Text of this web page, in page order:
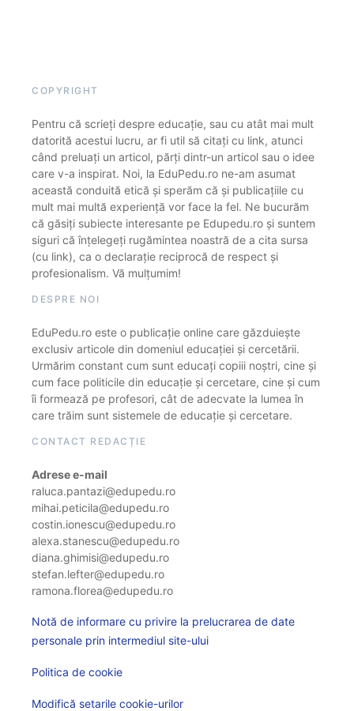
COPYRIGHT
Pentru că scrieți despre educație, sau cu atât mai mult
datorită acestui lucru, ar fi util să citați cu link, atunci
când preluați un articol, părți dintr-un articol sau o idee
care v-a inspirat. Noi, la EduPedu.ro ne-am asumat
această conduită etică și sperăm că și publicațiile cu
mult mai multă experiență vor face la fel. Ne bucurăm
că găsiți subiecte interesante pe Edupedu.ro și suntem
siguri că înțelegeți rugămintea noastră de a cita sursa
(cu link), ca o declarație reciprocă de respect și
profesionalism. Vă mulțumim!
DESPRE NOI
EduPedu.ro este o publicație online care găzduiește
exclusiv articole din domeniul educației și cercetării.
Urmărim constant cum sunt educați copiii noștri, cine și
cum face politicile din educație și cercetare, cine și cum
îi formează pe profesori, cât de adecvate la lumea în
care trăim sunt sistemele de educație și cercetare.
CONTACT REDACȚIE
Adrese e-mail
raluca.pantazi@edupedu.ro
mihai.peticila@edupedu.ro
costin.ionescu@edupedu.ro
alexa.stanescu@edupedu.ro
diana.ghimisi@edupedu.ro
stefan.lefter@edupedu.ro
ramona.florea@edupedu.ro
Notă de informare cu privire la prelucrarea de date
personale prin intermediul site-ului
Politica de cookie
Modifică setarile cookie-urilor